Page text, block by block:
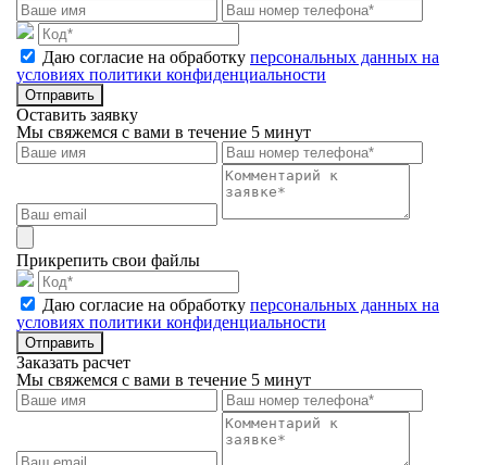
Даю согласие на обработку персональных данных на
условиях политики конфиденциальности
Отправить
Оставить заявку
Мы свяжемся с вами в течение 5 минут
Прикрепить свои файлы
Даю согласие на обработку персональных данных на
условиях политики конфиденциальности
Отправить
Заказать расчет
Мы свяжемся с вами в течение 5 минут